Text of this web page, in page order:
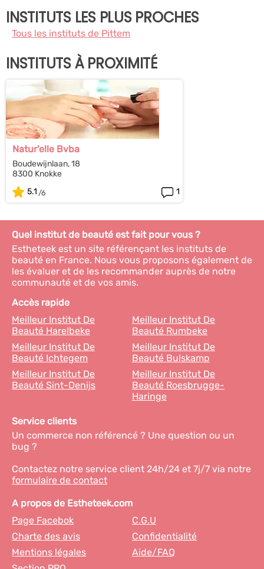
INSTITUTS LES PLUS PROCHES
Tous les instituts de Pittem
INSTITUTS À PROXIMITÉ
Natur'elle Bvba
Boudewijnlaan, 18
8300 Knokke
5.1
1
Quel institut de beauté est fait pour vous ?
Estheteek est un site référençant les instituts de
beauté en France. Nous vous proposons également de
les évaluer et de les recommander auprès de notre
communauté et de vos amis.
Accès rapide
Meilleur Institut De
Beauté Harelbeke
Meilleur Institut De
Beauté Rumbeke
Meilleur Institut De
Beauté Ichtegem
Meilleur Institut De
Beauté Bulskamp
Meilleur Institut De
Beauté Sint-Denijs
Meilleur Institut De
Beauté Roesbrugge-
Haringe
Service clients
Un commerce non référencé ? Une question ou un
bug ?
Contactez notre service client 24h/24 et 7j/7 via notre
formulaire de contact
A propos de Estheteek.com
Page Facebok
C.G.U
Charte des avis
Confidentialité
Mentions légales
Aide/FAQ